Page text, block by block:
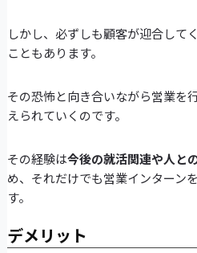
しかし、必ずしも顧客が迎合して
こともあります。
その恐怖と向き合いながら営業を
えられていくのです。
その経験は今後の就活関連や人と
め、それだけでも営業インターン
す。
デメリット